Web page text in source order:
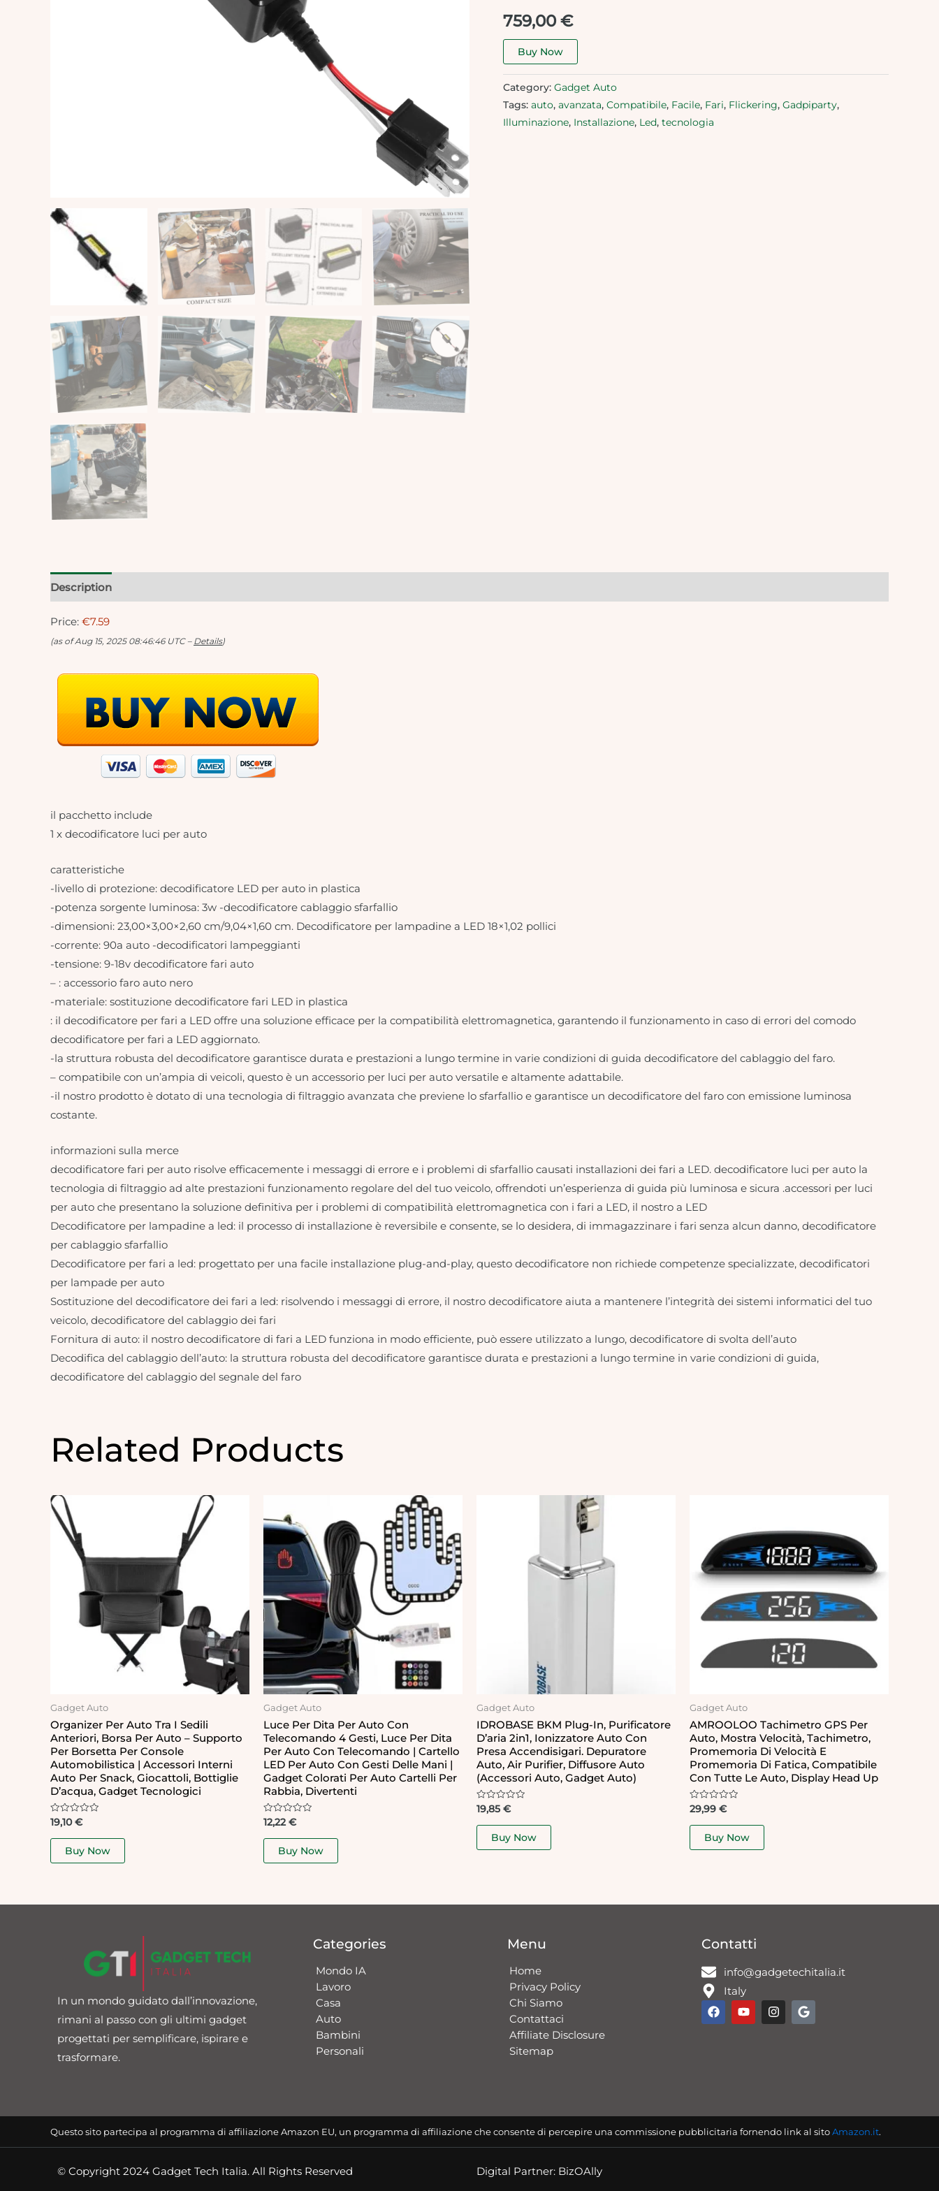
759,00€
Buy Now
Category: Gadget Auto
Tags: auto, avanzata, Compatibile, Facile, Fari, Flickering, Gadpiparty,
Illuminazione, Installazione, Led, tecnologia
Description
Price: €7.59
(as of Aug 15, 2025 08:46:46 UTC – Details)
il pacchetto include
1 x decodificatore luci per auto
caratteristiche
-livello di protezione: decodificatore LED per auto in plastica
-potenza sorgente luminosa: 3w -decodificatore cablaggio sfarfallio
-dimensioni: 23,00×3,00×2,60 cm/9,04×1,60 cm. Decodificatore per lampadine a LED 18×1,02 pollici
-corrente: 90a auto -decodificatori lampeggianti
-tensione: 9-18v decodificatore fari auto
– : accessorio faro auto nero
-materiale: sostituzione decodificatore fari LED in plastica
: il decodificatore per fari a LED offre una soluzione efficace per la compatibilità elettromagnetica, garantendo il funzionamento in caso di errori del comodo
decodificatore per fari a LED aggiornato.
-la struttura robusta del decodificatore garantisce durata e prestazioni a lungo termine in varie condizioni di guida decodificatore del cablaggio del faro.
– compatibile con un’ampia di veicoli, questo è un accessorio per luci per auto versatile e altamente adattabile.
-il nostro prodotto è dotato di una tecnologia di filtraggio avanzata che previene lo sfarfallio e garantisce un decodificatore del faro con emissione luminosa
costante.
informazioni sulla merce
decodificatore fari per auto risolve efficacemente i messaggi di errore e i problemi di sfarfallio causati installazioni dei fari a LED. decodificatore luci per auto la
tecnologia di filtraggio ad alte prestazioni funzionamento regolare del del tuo veicolo, offrendoti un’esperienza di guida più luminosa e sicura .accessori per luci
per auto che presentano la soluzione definitiva per i problemi di compatibilità elettromagnetica con i fari a LED, il nostro a LED
Decodificatore per lampadine a led: il processo di installazione è reversibile e consente, se lo desidera, di immagazzinare i fari senza alcun danno, decodificatore
per cablaggio sfarfallio
Decodificatore per fari a led: progettato per una facile installazione plug-and-play, questo decodificatore non richiede competenze specializzate, decodificatori
per lampade per auto
Sostituzione del decodificatore dei fari a led: risolvendo i messaggi di errore, il nostro decodificatore aiuta a mantenere l’integrità dei sistemi informatici del tuo
veicolo, decodificatore del cablaggio dei fari
Fornitura di auto: il nostro decodificatore di fari a LED funziona in modo efficiente, può essere utilizzato a lungo, decodificatore di svolta dell’auto
Decodifica del cablaggio dell’auto: la struttura robusta del decodificatore garantisce durata e prestazioni a lungo termine in varie condizioni di guida,
decodificatore del cablaggio del segnale del faro
Related Products
Gadget Auto
Organizer Per Auto Tra I Sedili
Anteriori, Borsa Per Auto – Supporto
Per Borsetta Per Console
Automobilistica | Accessori Interni
Auto Per Snack, Giocattoli, Bottiglie
D’acqua, Gadget Tecnologici
Rated
0
out
19,10€
Buy Now
Gadget Auto
Luce Per Dita Per Auto Con
Telecomando 4 Gesti, Luce Per Dita
Per Auto Con Telecomando | Cartello
LED Per Auto Con Gesti Delle Mani |
Gadget Colorati Per Auto Cartelli Per
Rabbia, Divertenti
Rated
0
out
12,22 €
Buy Now
Gadget Auto
IDROBASE BKM Plug-In, Purificatore
D’aria 2in1, Ionizzatore Auto Con
Presa Accendisigari. Depuratore
Auto, Air Purifier, Diffusore Auto
(accessori Auto, Gadget Auto)
Rated
0
out
19,85 €
Buy Now
Gadget Auto
AMROOLOO Tachimetro GPS Per
Auto, Mostra Velocità, Tachimetro,
Promemoria Di Velocità E
Promemoria Di Fatica, Compatibile
Con Tutte Le Auto, Display Head Up
Rated
0
out
29,99 €
Buy Now
In un mondo guidato dall’innovazione,
rimani al passo con gli ultimi gadget
progettati per semplificare, ispirare e
trasformare.
Categories
Mondo IA
Lavoro
Casa
Auto
Bambini
Personali
Menu
Home
Privacy Policy
Chi Siamo
Contattaci​
Affiliate Disclosure
Sitemap
Contatti
info@gadgetechitalia.it
Italy
F
a
c
Y
o
u
I
n
s
G
o
o
Questo sito partecipa al programma di affiliazione Amazon EU, un programma di affiliazione che consente di percepire una commissione pubblicitaria fornendo link al sitoAmazon.it.
© Copyright 2024 Gadget Tech Italia. All Rights Reserved Digital Partner: BizOAlly